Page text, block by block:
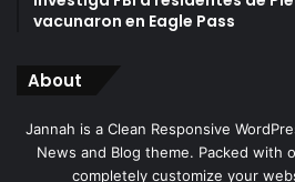
vacunaron en Eagle Pass
About
Jannah is a Clean Responsive
News and Blog theme. Packed with
completely customize your